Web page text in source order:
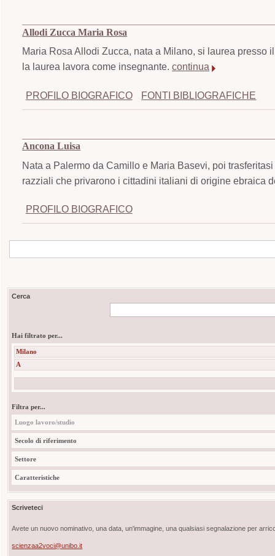
Allodi Zucca Maria Rosa
Maria Rosa Allodi Zucca, nata a Milano, si laurea
la laurea lavora come insegnante.continua
PROFILO BIOGRAFICO FONTI BIBLIOGRAFICHE
Ancona Luisa
Nata a Palermo da Camillo e Maria Basevi, poi
razziali che privarono i cittadini italiani di origine ebraica
PROFILO BIOGRAFICO
Cerca
Hai filtrato per...
Milano
A
Filtra per...
Luogo lavoro/studio
Secolo di riferimento
Settore
Caratteristiche
Scriveteci
Avete un nuovo nominativo, una data, un'immagine, una qualsiasi segnalazione per
scienzaa2voci@unibo.it